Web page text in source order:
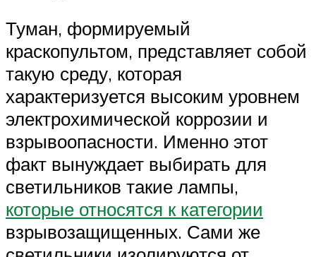
Туман, формируемый
краскопультом, представляет собой
такую среду, которая
характеризуется высоким уровнем
электрохимической коррозии и
взрывоопасности. Именно этот
факт вынуждает выбирать для
светильников такие лампы,
которые относятся к категории
взрывозащищенных. Сами же